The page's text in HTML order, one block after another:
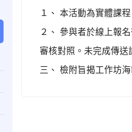
１、 本活動為實體課
２、 參與者於線上報
審核對照。未完成傳送
三、 檢附旨揭工作坊